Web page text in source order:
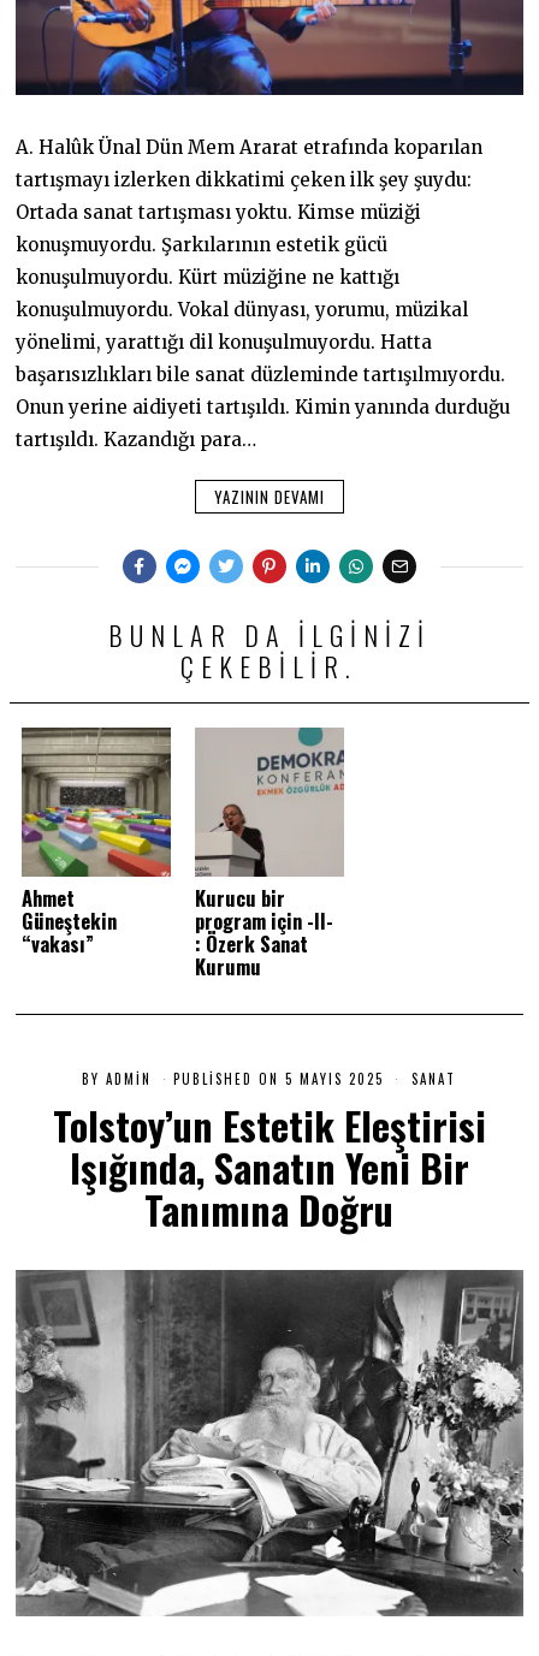
A. Halûk Ünal Dün Mem Ararat etrafında koparılan
tartışmayı izlerken dikkatimi çeken ilk şey şuydu:
Ortada sanat tartışması yoktu. Kimse müziği
konuşmuyordu. Şarkılarının estetik gücü
konuşulmuyordu. Kürt müziğine ne kattığı
konuşulmuyordu. Vokal dünyası, yorumu, müzikal
yönelimi, yarattığı dil konuşulmuyordu. Hatta
başarısızlıkları bile sanat düzleminde tartışılmıyordu.
Onun yerine aidiyeti tartışıldı. Kimin yanında durduğu
tartışıldı. Kazandığı para…
YAZININ DEVAMI
BUNLAR DA ILGINIZI
ÇEKEBILIR.
Ahmet
Güneştekin
“vakası”
Kurucu bir
program için -II-
: Özerk Sanat
Kurumu
BYADMIN PUBLISHED ON 5 MAYIS 2025
Y
S
2
0
2
SANAT
Tolstoy’un Estetik Eleştirisi
Işığında, Sanatın Yeni Bir
Tanımına Doğru